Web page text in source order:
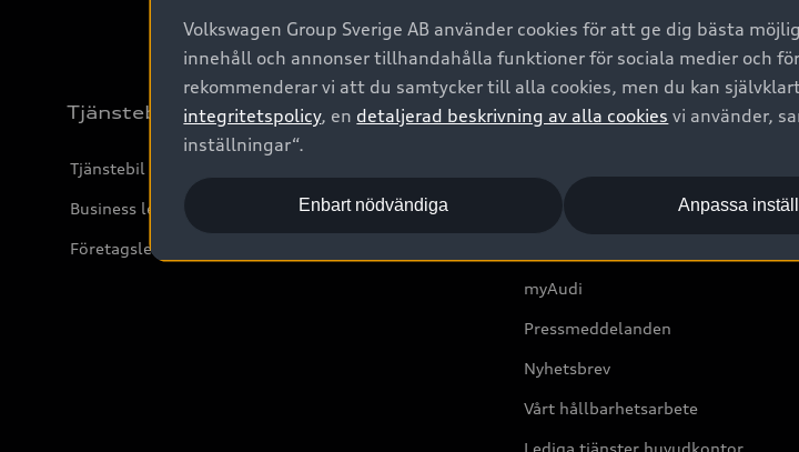
Tjänstebil
Tjänstebil
Business lease online
Företagsleasing
Om Audi Sverige
Boka Service online
myAudi
Pressmeddelanden
Nyhetsbrev
Vårt hållbarhetsarbete
Lediga tjänster huvudkontor
Volkswagen Group Sverige AB använder cookies för att ge dig bästa
innehåll och annonser tillhandahålla funktioner för sociala medier och
rekommenderar vi att du samtycker till alla cookies, men du kan
integritetspolicy, en detaljerad beskrivning av alla cookies vi använder,
inställningar“.
Enbart nödvändiga Anpassa